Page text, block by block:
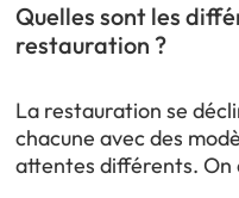
Quelles sont les
restauration ?
La restauration se
chacune avec des
attentes différents. On